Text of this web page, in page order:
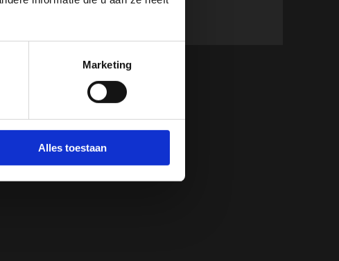
Marketing
Alles toestaan
van bijeenkomsten en
je vindt ze hier.